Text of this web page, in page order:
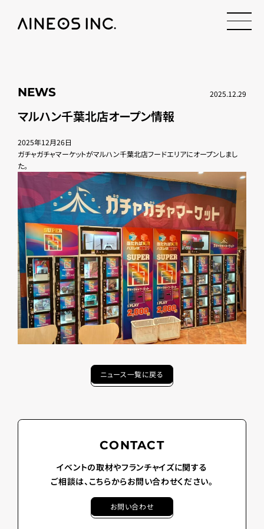
NEWS 2025.12.29
マルハン千葉北店オープン情報
2025年12月26日
ガチャガチャマーケットがマルハン千葉北店フードエリアにオープンしまし
た。
ニュース一覧に戻る
CONTACT
イベントの取材やフランチャイズに関する
ご相談は、こちらからお問い合わせください。
お問い合わせ